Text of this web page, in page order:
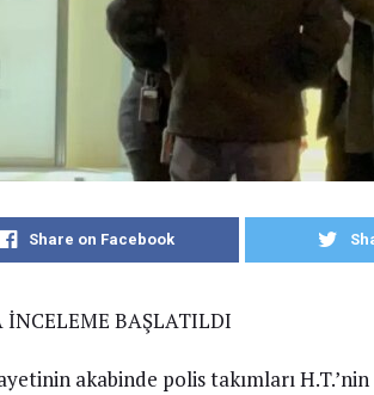
Share on Facebook
İNCELEME BAŞLATILDI
akabinde polis takımları